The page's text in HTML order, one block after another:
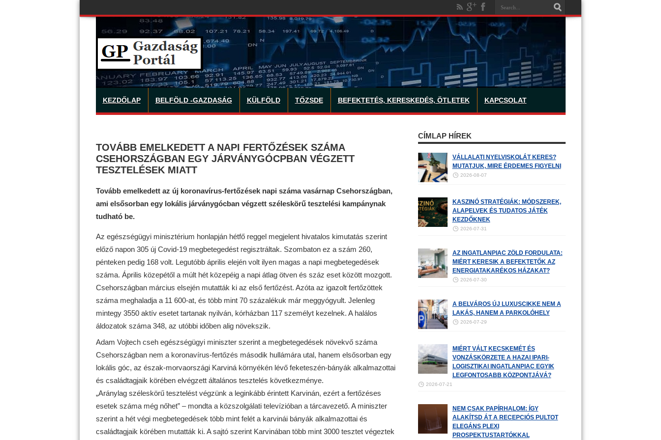
KEZDŐLAP BELFÖLD -GAZDASÁG KÜLFÖLD TŐZSDE BEFEKTETÉS, KERESKEDÉS, ÖTLETEK KAPCSOLAT
TOVÁBB EMELKEDETT A NAPI FERTŐZÉSEK SZÁMA
CSEHORSZÁGBAN EGY JÁRVÁNYGÓCPBAN VÉGZETT
TESZTELÉSEK MIATT
Tovább emelkedett az új koronavírus-fertőzések napi száma vasárnap Csehországban,
ami elsősorban egy lokális járványgócban végzett széleskörű tesztelési kampánynak
tudható be.
Az egészségügyi minisztérium honlapján hétfő reggel megjelent hivatalos kimutatás szerint
előző napon 305 új Covid-19 megbetegedést regisztráltak. Szombaton ez a szám 260,
pénteken pedig 168 volt. Legutóbb április elején volt ilyen magas a napi megbetegedések
száma. Április közepétől a múlt hét közepéig a napi átlag ötven és száz eset között mozgott.
Csehországban március elsején mutatták ki az első fertőzést. Azóta az igazolt fertőzöttek
száma meghaladja a 11 600-at, és több mint 70 százalékuk már meggyógyult. Jelenleg
mintegy 3550 aktív esetet tartanak nyilván, kórházban 117 személyt kezelnek. A halálos
áldozatok száma 348, az utóbbi időben alig növekszik.
Adam Vojtech cseh egészségügyi miniszter szerint a megbetegedések növekvő száma
Csehországban nem a koronavírus-fertőzés második hullámára utal, hanem elsősorban egy
lokális góc, az észak-morvaországi Karviná környékén lévő feketeszén-bányák alkalmazottai
és családtagjaik körében elvégzett általános tesztelés következménye.
„Aránylag széleskörű tesztelést végzünk a leginkább érintett Karvinán, ezért a fertőzéses
esetek száma még nőhet” – mondta a közszolgálati televízióban a tárcavezető. A miniszter
szerint a hét végi megbetegedések több mint felét a karvinái bányák alkalmazottai és
családtagjaik körében mutatták ki. A sajtó szerint Karvinában több mint 3000 tesztet végeztek
CÍMLAP HÍREK
VÁLLALATI NYELVISKOLÁT KERES?
MUTATJUK, MIRE ÉRDEMES FIGYELNI
2026-08-07
KASZINÓ STRATÉGIÁK: MÓDSZEREK,
ALAPELVEK ÉS TUDATOS JÁTÉK
KEZDŐKNEK
2026-07-31
AZ INGATLANPIAC ZÖLD FORDULATA:
MIÉRT KERESIK A BEFEKTETŐK AZ
ENERGIATAKARÉKOS HÁZAKAT?
2026-07-30
A BELVÁROS ÚJ LUXUSCIKKE NEM A
LAKÁS, HANEM A PARKOLÓHELY
2026-07-29
MIÉRT VÁLT KECSKEMÉT ÉS
VONZÁSKÖRZETE A HAZAI IPARI-
LOGISZTIKAI INGATLANPIAC EGYIK
LEGFONTOSABB KÖZPONTJÁVÁ?
2026-07-21
NEM CSAK PAPÍRHALOM: ÍGY
ALAKÍTSD ÁT A RECEPCIÓS PULTOT
ELEGÁNS PLEXI
PROSPEKTUSTARTÓKKAL